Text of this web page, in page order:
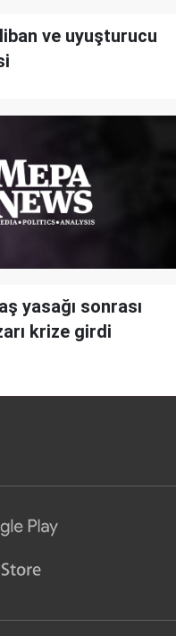
ve uyuşturucu
yasağı sonrası
krize girdi